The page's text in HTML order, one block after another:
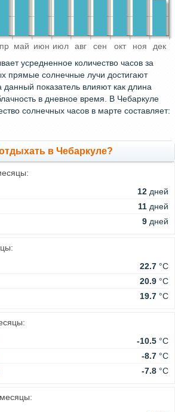
май июн июл авг сен окт ноя дек
усредненное количество часов за
прямые солнечные лучи достигают
показатель влияют как длина
в дневное время. В Чебаркуле
солнечных часов в марте составляет:
в Чебаркуле?
12 дней
11 дней
9 дней
22.7 °C
20.9 °C
19.7 °C
-10.5 °C
-8.7 °C
-7.8 °C
месяцы: